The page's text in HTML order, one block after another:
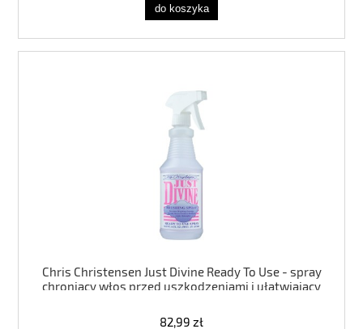
do koszyka
Chris Christensen Just Divine Ready To Use - spray
chroniący włos przed uszkodzeniami i ułatwiający
82,99 zł